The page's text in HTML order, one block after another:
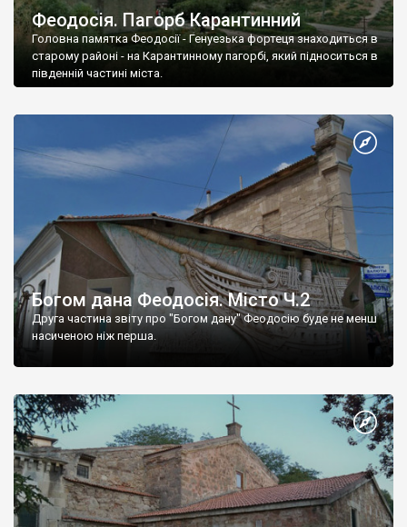
Феодосія. Пагорб Карантинний
Головна памятка Феодосії - Генуезька фортеця знаходиться в
старому районі - на Карантинному пагорбі, який підноситься в
південній частині міста.
Богом дана Феодосія. Місто Ч.2
Друга частина звіту про "Богом дану" Феодосію буде не менш
насиченою ніж перша.